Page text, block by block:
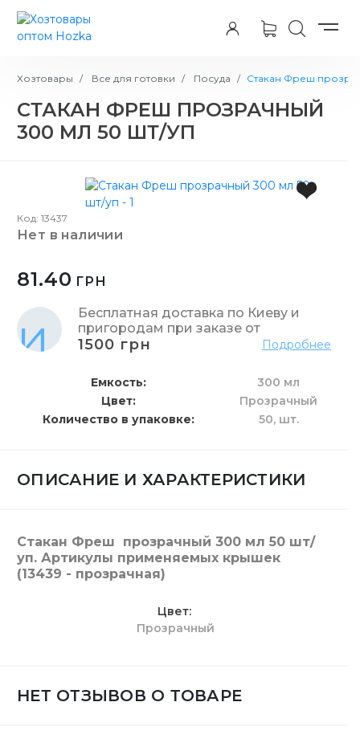
Хозтовары Все для готовки Посуда Стакан Фреш
СТАКАН ФРЕШ ПРОЗРАЧНЫЙ
300 МЛ 50 ШТ/УП
Код: 13437
нет в наличии
81.40 ГРН
Бесплатная доставка по Киеву и
пригородам при заказе от
1500 грн Подробнее
Емкость
300 мл
Цвет
Прозрачный
Количество в упаковке
50, шт.
ОПИСАНИЕ И ХАРАКТЕРИСТИКИ
Стакан Фреш прозрачный 300 мл 50 шт/
уп. Артикулы применяемых крышек
(13439 - прозрачная)
Цвет
Прозрачный
НЕТ ОТЗЫВОВ О ТОВАРЕ